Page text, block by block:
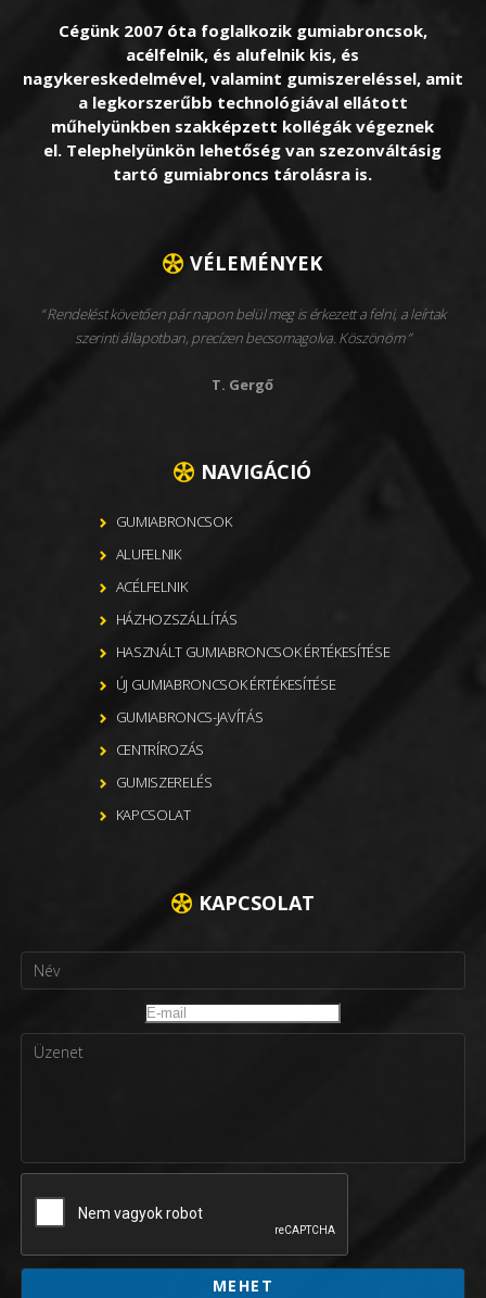
Cégünk 2007 óta foglalkozik gumiabroncsok,
acélfelnik, és alufelnik kis, és
nagykereskedelmével, valamint gumiszereléssel, amit
a legkorszerűbb technológiával ellátott
műhelyünkben szakképzett kollégák végeznek
el. Telephelyünkön lehetőség van szezonváltásig
tartó gumiabroncs tárolásra is.
VÉLEMÉNYEK
Rendelést követően pár napon belül meg is érkezett a felni, a leírtak
szerinti állapotban, precízen becsomagolva. Köszönöm
T. Gergő
NAVIGÁCIÓ
GUMIABRONCSOK
ALUFELNIK
ACÉLFELNIK
HÁZHOZSZÁLLÍTÁS
HASZNÁLT GUMIABRONCSOK ÉRTÉKESÍTÉSE
ÚJ GUMIABRONCSOK ÉRTÉKESÍTÉSE
GUMIABRONCS-JAVÍTÁS
CENTRÍROZÁS
GUMISZERELÉS
KAPCSOLAT
KAPCSOLAT